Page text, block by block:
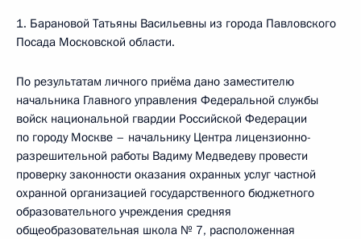
1. Барановой Татьяны Васильевны из города Павловского
Посада Московской области.
По результатам личного приёма дано заместителю
начальника Главного управления Федеральной службы
войск национальной гвардии Российской Федерации
по городу Москве – начальнику Центра лицензионно-
разрешительной работы Вадиму Медведеву провести
проверку законности оказания охранных услуг частной
охранной организацией государственного бюджетного
образовательного учреждения средняя
общеобразовательная школа № 7, расположенная